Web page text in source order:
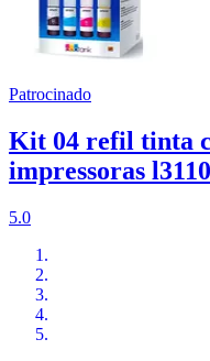
Patrocinado
Kit 04 refil tinta
impressoras
5.0